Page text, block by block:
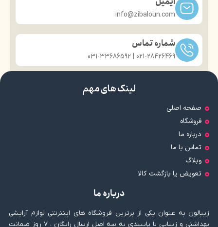
info@zibaloun.com
شماره تماس
021-28426469 | 031-33686592
لینک های مهم
صفحه اصلی
فروشگاه
درباره ما
تماس با ما
وبلاگ
تعویض یا بازگشت کالا
درباره ما
زیبالون به عنوان یکی از برترین فروشگاه های اینترنتی لوازم آرایشی
بهداشتی و زیبایی با پایبندی به سه اصل ارسال رایگان ، ۷ روز ضمانت